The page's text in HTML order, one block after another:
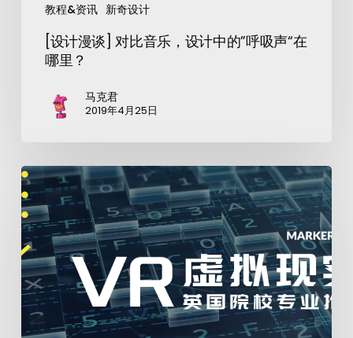
教程&资讯 新奇设计
[设计漫谈] 对比音乐，设计中的”呼吸声“在
哪里？
马克君
2019年4月25日